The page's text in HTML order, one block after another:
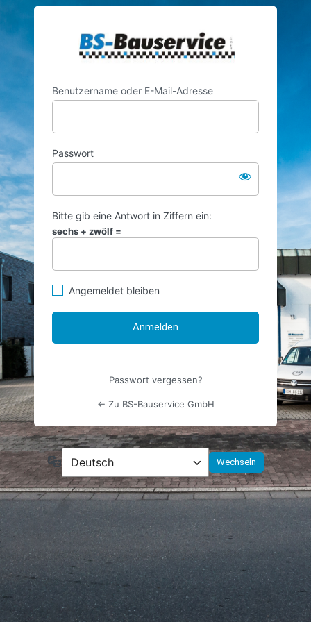
Anmelden
Benutzername oder E-Mail-Adresse
Passwort
Bitte gib eine Antwort in Ziffern ein:
sechs + zwölf =
Angemeldet bleiben
Passwort vergessen?
← Zu BS-Bauservice GmbH
Sprache